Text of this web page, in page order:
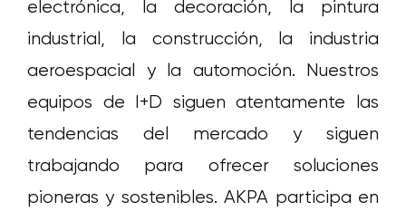
electrónica, la decoración, la pintura
industrial, la construcción, la industria
aeroespacial y la automoción. Nuestros
equipos de I+D siguen atentamente las
tendencias del mercado y siguen
trabajando para ofrecer soluciones
pioneras y sostenibles. AKPA participa en